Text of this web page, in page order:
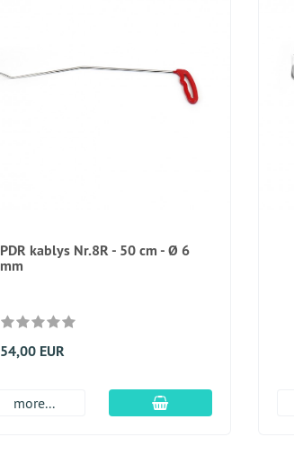
PDR kablys Nr.8R - 50 cm - Ø 6
mm
54,00 EUR
more... Įdėti į krepšį